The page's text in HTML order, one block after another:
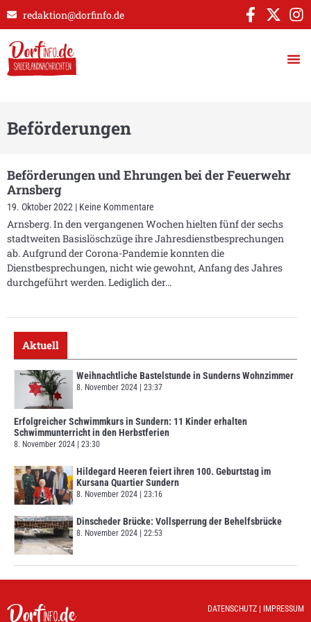
redaktion@dorfinfo.de
Beförderungen
Beförderungen und Ehrungen bei der Feuerwehr
Arnsberg
19. Oktober 2022 Keine Kommentare
Arnsberg. In den vergangenen Wochen hielten fünf der sechs
stadtweiten Basislöschzüge ihre Jahresdienstbesprechungen
ab. Aufgrund der Corona-Pandemie konnten die
Dienstbesprechungen, nicht wie gewohnt, Anfang des Jahres
durchgeführt werden. Lediglich der
Aktuell
Weihnachtliche Bastelstunde in Sunderns Wohnzimmer
8. November 2024 23:37
Erfolgreicher Schwimmkurs in Sundern: 11 Kinder erhalten
Schwimmunterricht in den Herbstferien
8. November 2024 23:30
Hildegard Heeren feiert ihren 100. Geburtstag im
Kursana Quartier Sundern
8. November 2024 23:16
Dinscheder Brücke: Vollsperrung der Behelfsbrücke
8. November 2024 22:53
DATENSCHUTZ IMPRESSUM